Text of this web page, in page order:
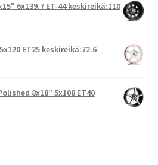
6x139.7 ET-44 keskireikä:110
ET25 keskireikä:72.6
8x18" 5x108 ET40